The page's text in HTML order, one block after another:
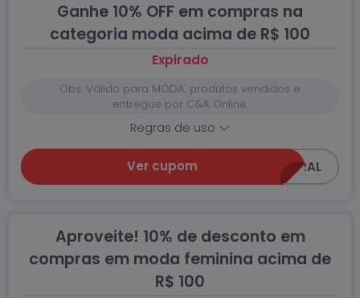
Ganhe 10% OFF em compras na
categoria moda acima de R$ 100
Expirado
Obs: Válido para MODA, produtos vendidos e
entregue por C&A Online.
Regras de uso
Ver cupom Z0618-GERAL
Aproveite! 10% de desconto em
compras em moda feminina acima de
R$ 100